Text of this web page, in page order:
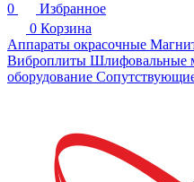
0
Избранное
0 Корзина
Аппараты окрасочные
Виброплиты Шлифовальные
оборудование